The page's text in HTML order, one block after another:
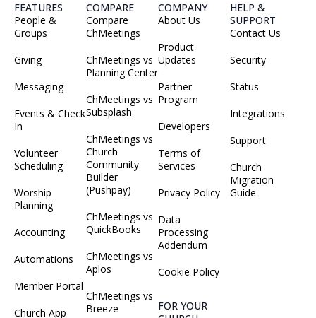
FEATURES
People &
Groups
Giving
Messaging
Events & Check
In
Volunteer
Scheduling
Worship
Planning
Accounting
Automations
Member Portal
Church App
COMPARE
Compare
ChMeetings
ChMeetings vs
Planning Center
ChMeetings vs
Subsplash
ChMeetings vs
Church
Community
Builder
(Pushpay)
ChMeetings vs
QuickBooks
ChMeetings vs
Aplos
ChMeetings vs
Breeze
COMPANY
About Us
Product
Updates
Partner
Program
Developers
Terms of
Services
Privacy Policy
Data
Processing
Addendum
Cookie Policy
FOR YOUR
HELP &
SUPPORT
Contact Us
Security
Status
Integrations
Support
Church
Migration
Guide